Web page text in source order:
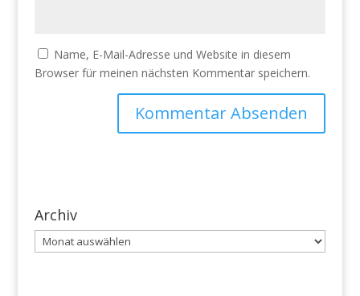
Name, E-Mail-Adresse und Website in diesem
Browser für meinen nächsten Kommentar speichern.
Archiv
Archiv